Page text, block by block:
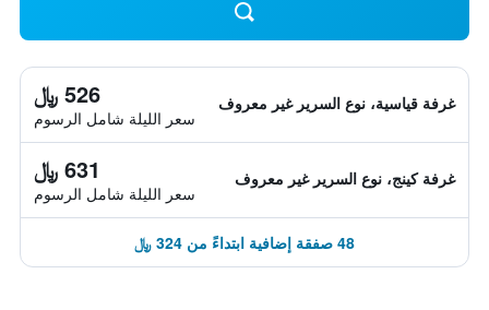
غرفة قياسية، نوع السرير غير معروف 526 ﷼
سعر الليلة شامل الرسوم
غرفة كينج، نوع السرير غير معروف 631 ﷼
سعر الليلة شامل الرسوم
48 صفقة إضافية ابتداءً من 324 ﷼